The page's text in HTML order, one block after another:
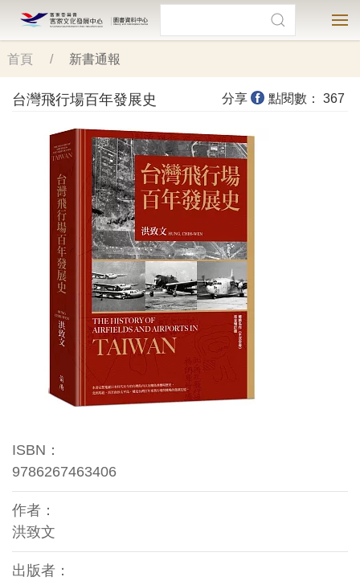
主
要
內
客家文化發展中心圖書資料中心
搜尋
首頁 新書通報
台灣飛行場百年發展史 分享 點閱數： 367
ISBN：
9786267463406
作者：
洪致文
出版者：